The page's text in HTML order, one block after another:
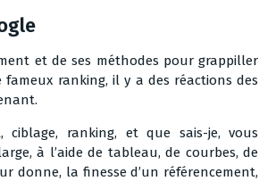
et de ses méthodes pour grappiller
ranking, il y a des réactions des
ciblage, ranking, et que sais-je, vous
à l’aide de tableau, de courbes, de
donne, la finesse d’un référencement,